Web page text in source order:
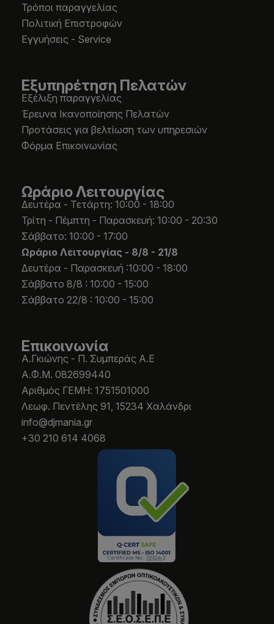
Τρόποι παραγγελίας
Πολιτική Επιστροφών
Εγγυήσεις - Service
Εξυπηρέτηση Πελατών
Εξέλιξη παραγγελίας
Έρευνα Ικανοποίησης Πελατών
Προτάσεις για βελτίωση των υπηρεσιών
Φόρμα Επικοινωνίας
Ωράριο Λειτουργίας
Δευτέρα - Τετάρτη: 10:00 - 18:00
Τρίτη - Πέμπτη - Παρασκευή: 10:00 - 20:30
Σάββατο: 10:00 - 17:00
Ωράριο Λειτουργίας - 8/8 - 21/8
Δευτέρα - Παρασκευή :10:00 - 18:00
Σάββατο 8/8 : 10:00 - 15:00
Σάββατο 22/8 : 10:00 - 15:00
Επικοινωνία
Α.Γκιώνης - Π. Συμπεράς Α.Ε
Α.Φ.Μ. 082699440
Aριθμός ΓΕΜΗ: 1751501000
Λεωφ. Πεντέλης 91, 15234 Χαλάνδρι
info@djmania.gr
+30 210 614 4068